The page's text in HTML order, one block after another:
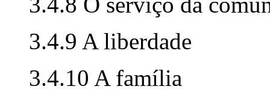
3.4.9 A liberdade
3.4.10 A família